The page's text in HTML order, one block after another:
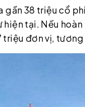
38 triệu cổ
hiện tại. Nếu
triệu đơn vị,